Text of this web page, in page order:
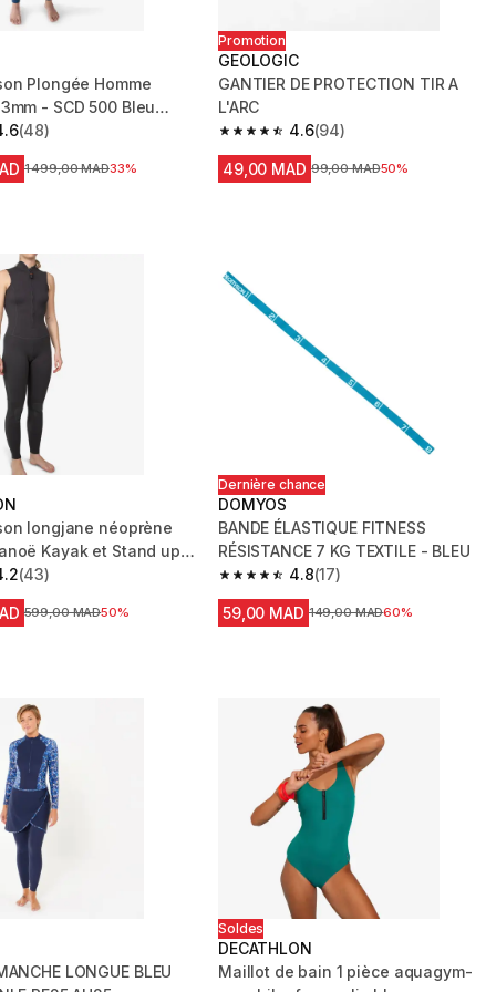
Plongée Homme
- SCD 500 Bleu
stars from 48 reviews
(48)
Prix avant la réduction
1 499,00 MAD33%
Promotion
GEOLOGIC
GANTIER DE PROTECTION TIR A
L'ARC
4.6
4.6 out of 5 stars from 94 reviews
(94)
49,00 MAD Prix avant la réduction
99,00 MAD50%
longjane néoprène
Kayak et Stand up
stars from 43 reviews
(43)
Prix avant la réduction
599,00 MAD50%
Dernière chance
DOMYOS
BANDE ÉLASTIQUE FITNESS
RÉSISTANCE 7 KG TEXTILE - BLEU
4.8
4.8 out of 5 stars from 17 reviews
(17)
59,00 MAD Prix avant la réduction
149,00 MAD60%
LONGUE BLEU
Soldes
DECATHLON
Maillot de bain 1 pièce aquagym-